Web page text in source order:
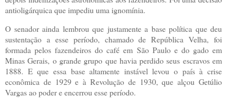
antioligárquica que impediu uma ignomínia.
O senador ainda lembrou que justamente a base política que deu
sustentação a esse período, chamado de República Velha, foi
formada pelos fazendeiros do café em São Paulo e do gado em
Minas Gerais, o grande grupo que havia perdido seus escravos em
1888. E que essa base altamente instável levou o país à crise
econômica de 1929 e à Revolução de 1930, que alçou Getúlio
Vargas ao poder e encerrou esse período.